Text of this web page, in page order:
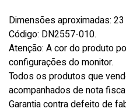
Dimensões aproximadas:
Código: DN2557-010.
Atenção: A cor do produto
configurações do monitor.
Todos os produtos que
acompanhados de nota
Garantia contra defeito de